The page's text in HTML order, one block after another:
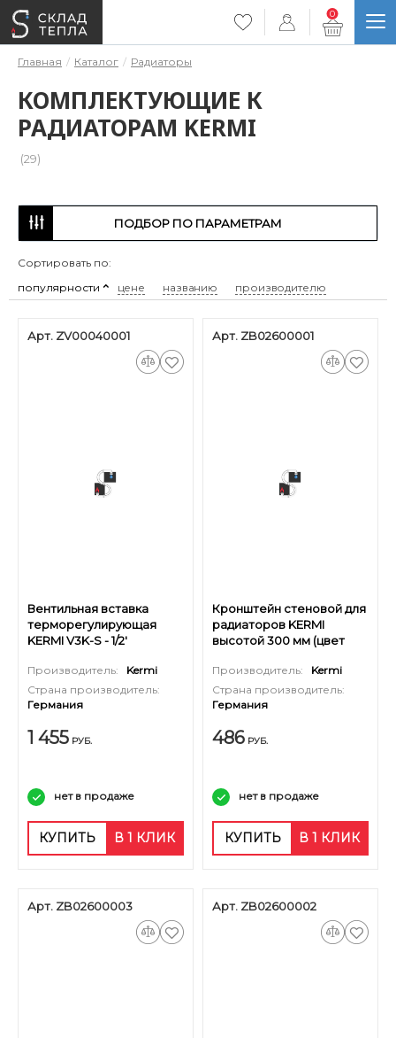
0
Главная Каталог Радиаторы
КОМПЛЕКТУЮЩИЕ К
РАДИАТОРАМ KERMI
(29)
ПОДБОР ПО ПАРАМЕТРАМ
Сортировать по:
популярности
цене названию производителю
Арт. ZV00040001
Вентильная вставка
терморегулирующая
KERMI V3K-S - 1/2'
Производитель:
Kermi
Страна производитель:
Германия
1 455 РУБ.
нет в продаже
КУПИТЬ В 1 КЛИК
Арт. ZB02600001
Кронштейн стеновой для
радиаторов KERMI
высотой 300 мм (цвет
Производитель:
Kermi
Страна производитель:
Германия
486 РУБ.
нет в продаже
КУПИТЬ В 1 КЛИК
Арт. ZB02600003 Арт. ZB02600002